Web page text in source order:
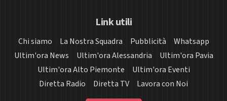
Link utili
Chi siamo La Nostra Squadra Pubblicità
Whatsapp
Ultim'ora News
Ultim'ora Alessandria
Ultim'ora Pavia
Ultim'ora Alto Piemonte
Ultim'ora Eventi
Diretta Radio
Diretta TV Lavora con Noi